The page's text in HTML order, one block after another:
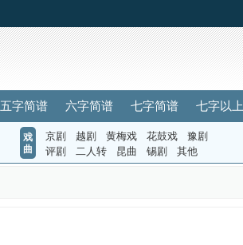
五字简谱 六字简谱 七字简谱 七字以上
戏
曲
京剧 越剧 黄梅戏 花鼓戏
豫剧
评剧
二人转 昆曲 锡剧 其他